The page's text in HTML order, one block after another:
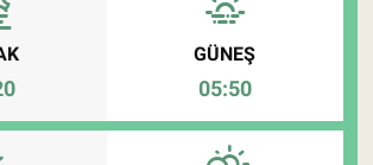
GÜNEŞ
05:50